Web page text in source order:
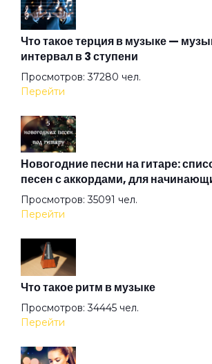
Амазонка
Ангел на свече
Ангел
Арена
Аристократы
Атлантида
Что такое терция в музыке —
интервал в 3 ступени
Просмотров: 37280 чел.
Перейти
Новогодние песни на гитаре:
песен с аккордами, для
Просмотров: 35091 чел.
Перейти
Что такое ритм в музыке
Просмотров: 34445 чел.
Перейти